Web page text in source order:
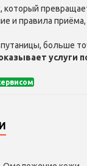
который
и правила
больше
услуги